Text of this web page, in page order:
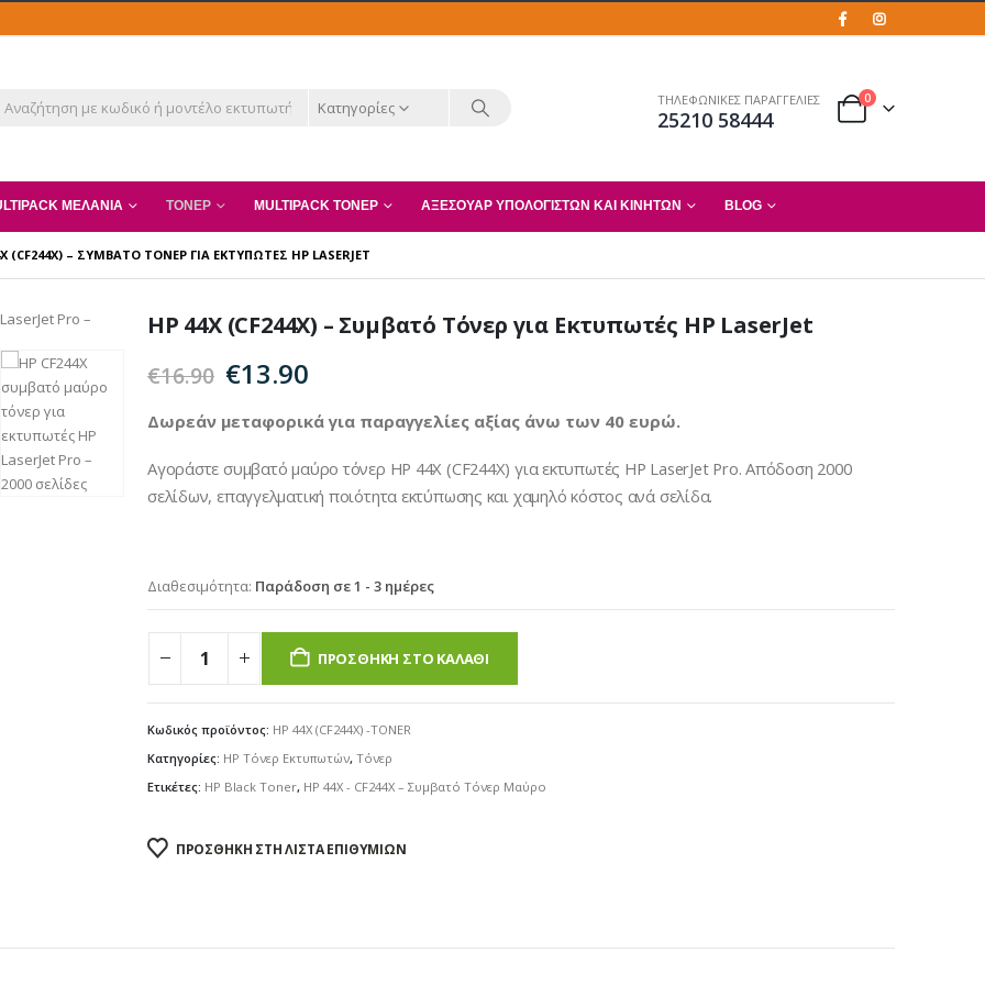
Κατηγορίες ΤΗΛΕΦΩΝΙΚΕΣ ΠΑΡΑΓΓΕΛΙΕΣ
25210 58444
0
ΜΕΛΆΝΙΑ ΤΌΝΕΡ MULTIPACK ΤΌΝΕΡ ΑΞΕΣΟΥΆΡ ΥΠΟΛΟΓΙΣΤΏΝ ΚΑΙ ΚΙΝΗΤΏΝ BLOG
(CF244X) – ΣΥΜΒΑΤΌ ΤΌΝΕΡ ΓΙΑ ΕΚΤΥΠΩΤΈΣ HP LASERJET
HP 44X (CF244X) – Συμβατό Τόνερ για Εκτυπωτές HP LaserJet
€16.90 Original
was:
€13.90
τιμή
€13.90.
Δωρεάν μεταφορικά για παραγγελίες αξίας άνω των 40 ευρώ.
Αγοράστε συμβατό μαύρο τόνερ HP 44X (CF244X) για εκτυπωτές HP LaserJet Pro. Απόδοση 2000
σελίδων, επαγγελματική ποιότητα εκτύπωσης και χαμηλό κόστος ανά σελίδα.
Διαθεσιμότητα: Παράδοση σε 1 - 3 ημέρες
ΠΡΟΣΘΉΚΗ ΣΤΟ ΚΑΛΆΘΙ
Κωδικός προϊόντος: HP 44X (CF244X) -TONER
Κατηγορίες: HP Τόνερ Εκτυπωτών, Τόνερ
Ετικέτες: HP Black Toner, HP 44X - CF244X – Συμβατό Τόνερ Μαύρο
ΠΡΟΣΘΉΚΗ ΣΤΗ ΛΊΣΤΑ ΕΠΙΘΥΜΙΏΝ